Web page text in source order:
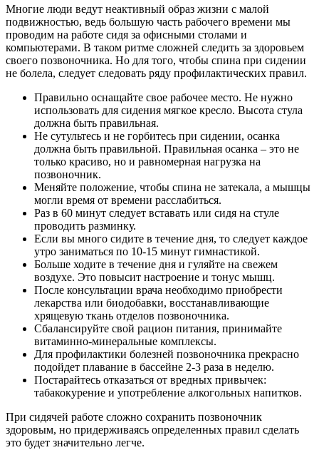
Многие люди ведут неактивный образ жизни с малой
подвижностью, ведь большую часть рабочего времени мы
проводим на работе сидя за офисными столами и
компьютерами. В таком ритме сложней следить за здоровьем
своего позвоночника. Но для того, чтобы спина при сидении
не болела, следует следовать ряду профилактических правил.
Правильно оснащайте свое рабочее место. Не нужно
использовать для сидения мягкое кресло. Высота стула
должна быть правильная.
Не сутультесь и не горбитесь при сидении, осанка
должна быть правильной. Правильная осанка – это не
только красиво, но и равномерная нагрузка на
позвоночник.
Меняйте положение, чтобы спина не затекала, а мышцы
могли время от времени расслабиться.
Раз в 60 минут следует вставать или сидя на стуле
проводить разминку.
Если вы много сидите в течение дня, то следует каждое
утро заниматься по 10-15 минут гимнастикой.
Больше ходите в течение дня и гуляйте на свежем
воздухе. Это повысит настроение и тонус мышц.
После консультации врача необходимо приобрести
лекарства или биодобавки, восстанавливающие
хрящевую ткань отделов позвоночника.
Сбалансируйте свой рацион питания, принимайте
витаминно-минеральные комплексы.
Для профилактики болезней позвоночника прекрасно
подойдет плавание в бассейне 2-3 раза в неделю.
Постарайтесь отказаться от вредных привычек:
табакокурение и употребление алкогольных напитков.
При сидячей работе сложно сохранить позвоночник
здоровым, но придерживаясь определенных правил сделать
это будет значительно легче.